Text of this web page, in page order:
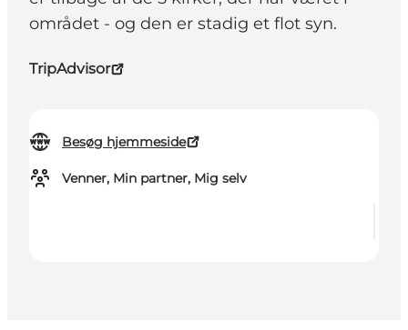
området - og den er stadig et flot syn.
TripAdvisor
Besøg hjemmeside
Venner, Min partner, Mig selv